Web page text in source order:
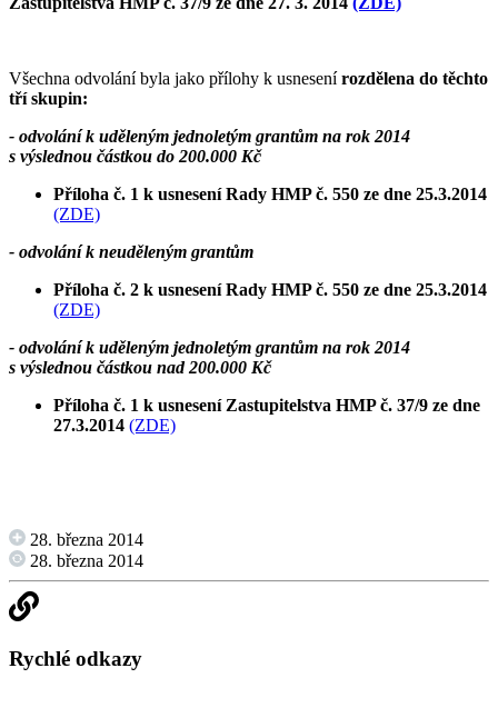
Všechna odvolání byla jako přílohy k usnesenírozdělena do těchto
tří skupin:
- odvolání k uděleným jednoletým grantům na rok 2014
s výslednou částkou do 200.000 Kč
Příloha č. 1 k usnesení Rady HMP č. 550 ze dne 25.3.2014
(ZDE)
- odvolání k neuděleným grantům
Příloha č. 2 k usnesení Rady HMP č. 550 ze dne 25.3.2014
(ZDE)
- odvolání k uděleným jednoletým grantům na rok 2014
s výslednou částkou nad 200.000 Kč
Příloha č. 1 k usnesení Zastupitelstva HMP č. 37/9 ze dne
27.3.2014 (ZDE)
28. března 2014
28. března 2014
Rychlé odkazy